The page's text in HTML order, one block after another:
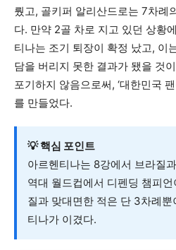
뤘고, 골키퍼 알리산드로는 7차례
다. 만약 2골 차로 지고 있던 상황
티나는 조기 퇴장이 확정 났고, 이
담을 버리지 못한 결과가 됐을 것
포기하지 않음으로써, ‘대한민국
를 만들었다.
💡 핵심 포인트
아르헨티나는 8강에서 브라질
역대 월드컵에서 디펜딩 챔피
질과 맞대면한 적은 단 3차례
티나가 이겼다.